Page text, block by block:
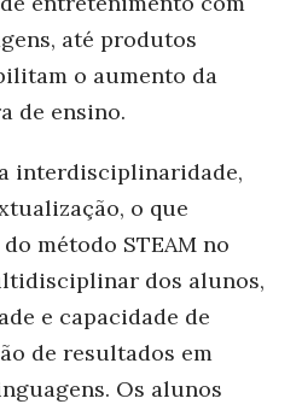
até produtos
o aumento da
de ensino.
interdisciplinaridade,
o que
método STEAM no
dos alunos,
e capacidade de
de resultados em
Os alunos